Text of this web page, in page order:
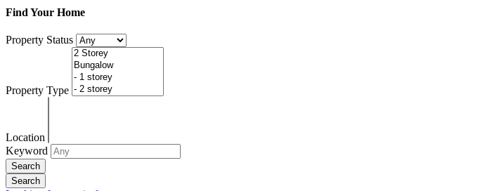
Find Your Home
Property Status
Property Type
Location
Keyword